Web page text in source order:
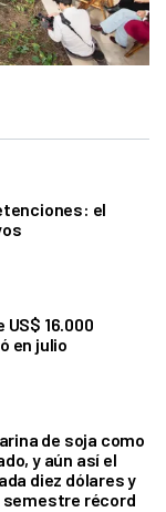
el
US$ 16.000
en julio
de soja como
y aún así el
diez dólares y
semestre récord